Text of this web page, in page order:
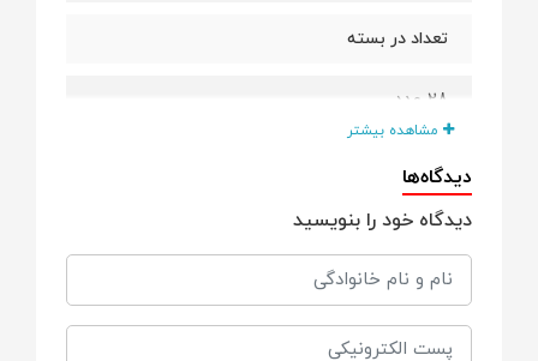
تعداد در بسته
28 عدد
مناسب برای وزن
11 تا 23 کیلوگرم
نحوه بسته شدن پوشک
چسبی
مشاهده بیشتر
دیدگاه‌ها
دیدگاه خود را بنویسید